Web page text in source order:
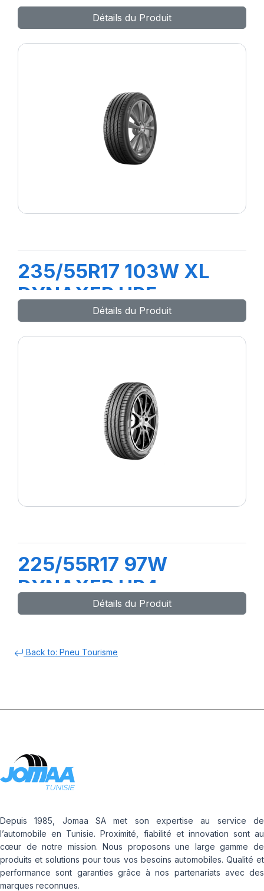
Détails du Produit
235/55R17 103W XL
DYNAXER HP5
Détails du Produit
225/55R17 97W
DYNAXER HP4
Détails du Produit
Back to: Pneu Tourisme
Depuis 1985, Jomaa SA met son expertise au service de
l’automobile en Tunisie. Proximité, fiabilité et innovation sont au
cœur de notre mission. Nous proposons une large gamme de
produits et solutions pour tous vos besoins automobiles. Qualité et
performance sont garanties grâce à nos partenariats avec des
marques reconnues.